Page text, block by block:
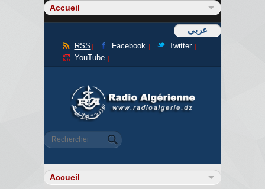
عربي
RSS Facebook
Twitter
YouTube
Formulaire de recherche
Rechercher